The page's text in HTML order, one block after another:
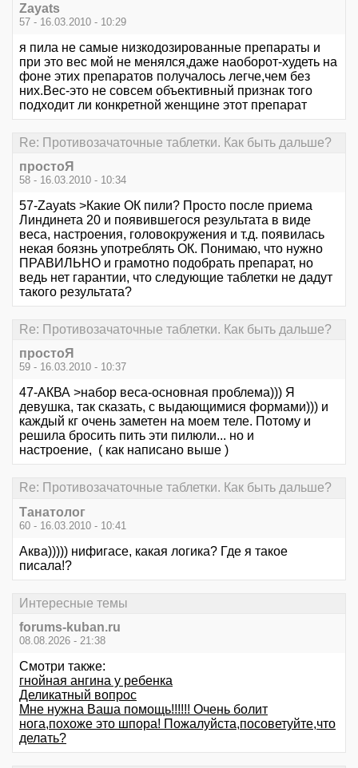
Zayats
57 - 16.03.2010 - 10:29
я пила не самые низкодозированные препараты и
при это вес мой не менялся,даже наоборот-худеть на
фоне этих препаратов получалось легче,чем без
них.Вес-это не совсем объективный признак того
подходит ли конкретной женщине этот препарат
Re: Противозачаточные таблетки. Как быть дальше?
простоЯ
58 - 16.03.2010 - 10:34
57-Zayats >Какие ОК пили? Просто после приема
Линдинета 20 и появившегося результата в виде
веса, настроения, головокружения и т.д. появилась
некая боязнь употреблять ОК. Понимаю, что нужно
ПРАВИЛЬНО и грамотно подобрать препарат, но
ведь нет гарантии, что следующие таблетки не дадут
такого результата?
Re: Противозачаточные таблетки. Как быть дальше?
простоЯ
59 - 16.03.2010 - 10:37
47-АКВА >набор веса-основная проблема))) Я
девушка, так сказать, с выдающимися формами))) и
каждый кг очень заметен на моем теле. Потому и
решила бросить пить эти пилюли... но и
настроение, ( как написано выше )
Re: Противозачаточные таблетки. Как быть дальше?
Танатолог
60 - 16.03.2010 - 10:41
Аква))))) нифигасе, какая логика? Где я такое
писала!?
Интересные темы
forums-kuban.ru
08.08.2026 - 21:38
Смотри также:
гнойная ангина у ребенка
Деликатный вопрос
Мне нужна Ваша помощь!!!!!! Очень болит
нога,похоже это шпора! Пожалуйста,посоветуйте,что
делать?